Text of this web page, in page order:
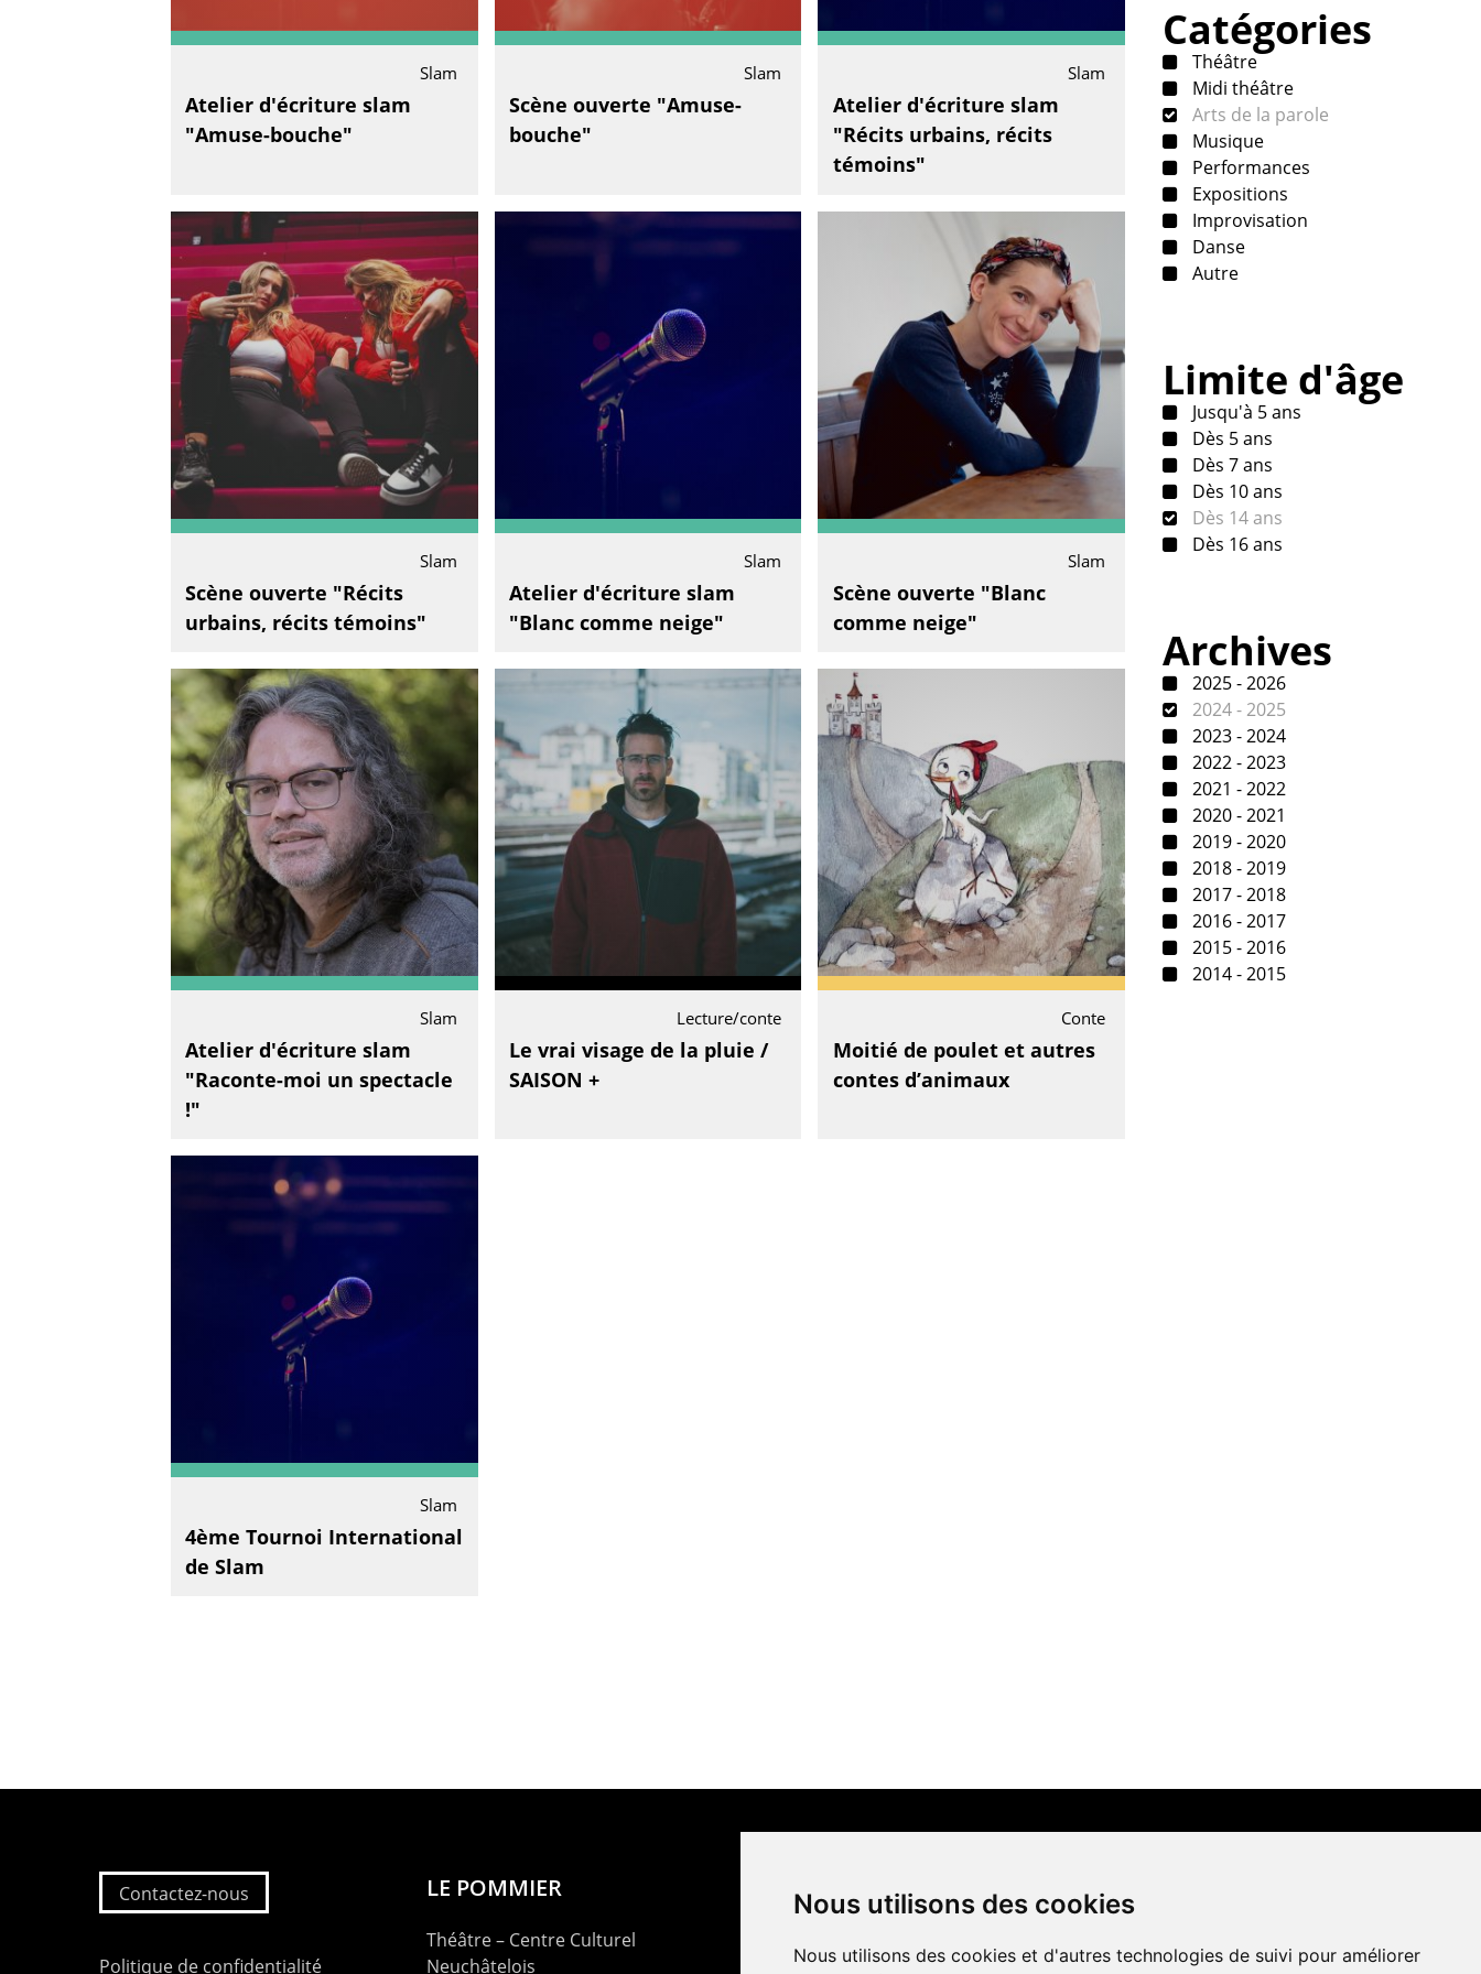
Nous utilisons des cookies
Nous utilisons des cookies et d'autres technologies de suivi pour améliorer
Slam
Atelier d'écriture slam
"Amuse-bouche"
Slam
Scène ouverte "Amuse-
bouche"
Slam
Atelier d'écriture slam
"Récits urbains, récits
témoins"
Slam
Scène ouverte "Récits
urbains, récits témoins"
Slam
Atelier d'écriture slam
"Blanc comme neige"
Slam
Scène ouverte "Blanc
comme neige"
Slam
Atelier d'écriture slam
"Raconte-moi un spectacle
!"
Lecture/conte
Le vrai visage de la pluie /
SAISON +
Conte
Moitié de poulet et autres
contes d’animaux
Slam
4ème Tournoi International
de Slam
Catégories
Théâtre
Midi théâtre
Arts de la parole
Musique
Performances
Expositions
Improvisation
Danse
Autre
Limite d'âge
Jusqu'à 5 ans
Dès 5 ans
Dès 7 ans
Dès 10 ans
Dès 14 ans
Dès 16 ans
Archives
2025 - 2026
2024 - 2025
2023 - 2024
2022 - 2023
2021 - 2022
2020 - 2021
2019 - 2020
2018 - 2019
2017 - 2018
2016 - 2017
2015 - 2016
2014 - 2015
Contactez-nous
Politique de confidentialité
LE POMMIER
Théâtre – Centre Culturel
Neuchâtelois
LIENS AMIS